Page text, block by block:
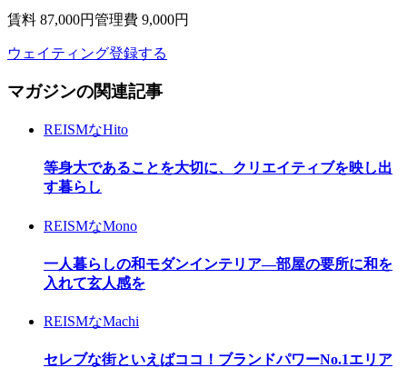
賃料 87,000円管理費 9,000円
ウェイティング登録する
マガジンの関連記事
REISMなHito
等身大であることを大切に、クリエイティブを映し出
す暮らし
REISMなMono
一人暮らしの和モダンインテリア―部屋の要所に和を
入れて玄人感を
REISMなMachi
セレブな街といえばココ！ブランドパワーNo.1エリア